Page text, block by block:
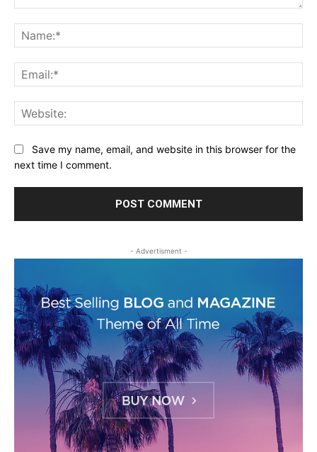
Save my name, email, and website in this browser for the
next time I comment.
- Advertisment -